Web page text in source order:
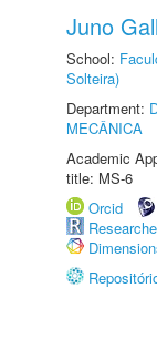
Juno
School:
Solteira)
Department:
MECÂNICA
Academic
title: MS-6
Orcid